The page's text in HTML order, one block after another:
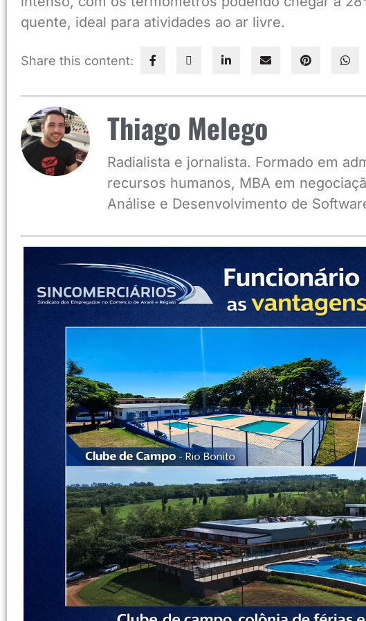
quente, ideal para atividades ao ar livre.
Share this content:
Thiago Melego
Radialista e jornalista. Formado em
recursos humanos, MBA em
Análise e Desenvolvimento de